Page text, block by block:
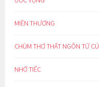
MIỀN THƯƠNG
CHÙM THƠ THẤT NGÔN TỨ CÚ
NHỚ TIẾC